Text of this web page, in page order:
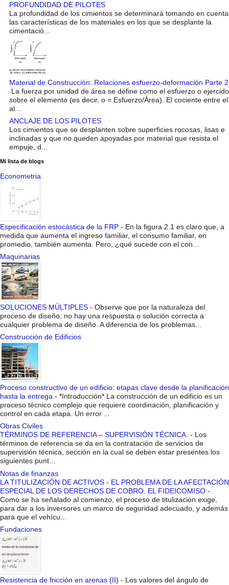
PROFUNDIDAD DE PILOTES
La profundidad de los cimientos se determinará tomando en cuenta
las características de los materiales en los que se desplante la
cimentació...
Material de Construcción: Relaciones esfuerzo-deformación Parte 2
La fuerza por unidad de área se define como el esfuerzo o ejercido
sobre el elemento (es decir, o = Esfuerzo/Área). El cociente entre el
al...
ANCLAJE DE LOS PILOTES
Los cimientos que se desplanten sobre superficies rocosas, lisas e
inclinadas y que no queden apoyadas por material que resista el
empuje, d...
Mi lista de blogs
Econometria
Especificación estocástica de la FRP - En la figura 2.1 es claro que, a
medida que aumenta el ingreso familiar, el consumo familiar, en
promedio, también aumenta. Pero, ¿qué sucede con el con...
Maquinarias
SOLUCIONES MÚLTIPLES - Observe que por la naturaleza del
proceso de diseño, no hay una respuesta o solución correcta a
cualquier problema de diseño. A diferencia de los problemas...
Construcción de Edificios
Proceso constructivo de un edificio: etapas clave desde la planificación
hasta la entrega - *Introducción* La construcción de un edificio es un
proceso técnico complejo que requiere coordinación, planificación y
control en cada etapa. Un error ...
Obras Civiles
TÉRMINOS DE REFERENCIA – SUPERVISIÓN TÉCNICA. - Los
términos de referencia se da en la contratación de servicios de
supervisión técnica, sección en la cual se deben estar presentes los
siguientes punt...
Notas de finanzas
LA TITULIZACIÓN DE ACTIVOS - EL PROBLEMA DE LA AFECTACIÓN
ESPECIAL DE LOS DERECHOS DE COBRO. EL FIDEICOMISO -
Como se ha señalado al comienzo, el proceso de titulización exige,
para dar a los inversores un marco de seguridad adecuado, y además
para que el vehícu...
Fundaciones
Resistencia de fricción en arenas (II) - Los valores del ángulo de